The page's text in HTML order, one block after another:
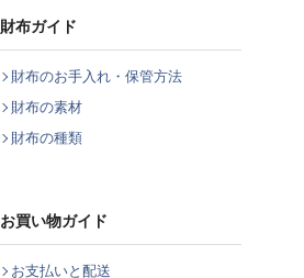
財布ガイド
財布のお手入れ・保管方法
財布の素材
財布の種類
お買い物ガイド
お支払いと配送